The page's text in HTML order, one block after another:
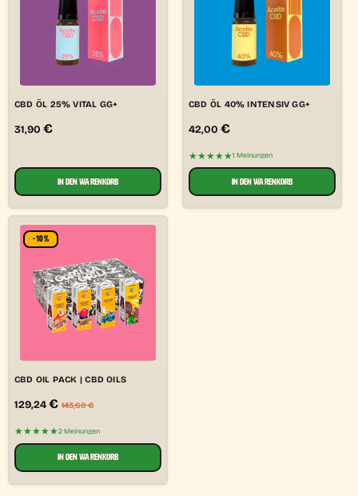
CBD ÖL 25% VITAL GG+
31,90 €
IN DEN WARENKORB
CBD ÖL 40% INTENSIV GG+
42,00 €
★★★★★1 Meinungen
IN DEN WARENKORB
-10%
CBD OIL PACK | CBD OILS
129,24€ 143,60€
★★★★★2 Meinungen
IN DEN WARENKORB